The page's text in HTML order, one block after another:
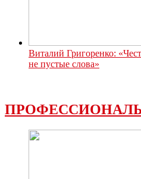
Виталий Григоренко:
не пустые слова»